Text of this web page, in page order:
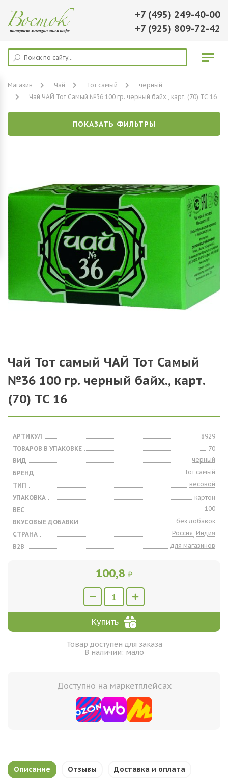
+7 (495) 249-40-00
+7 (925) 809-72-42
Магазин Чай Тот самый
черный
Чай ЧАЙ Тот Самый №36 100 гр. черный байх., карт. (70) ТС 16
ПОКАЗАТЬ ФИЛЬТРЫ
Чай Тот самый ЧАЙ Тот Самый
№36 100 гр. черный байх., карт.
(70) ТС 16
АРТИКУЛ
8929
ТОВАРОВ В УПАКОВКЕ
70
ВИД
черный
БРЕНД
Тот самый
ТИП
весовой
УПАКОВКА
картон
ВЕС
100
ВКУСОВЫЕ ДОБАВКИ
без добавок
СТРАНА
Россия, Индия
B2B
для магазинов
100,8 ₽
Купить
Товар доступен для заказа
В наличии: мало
Доступно на маркетплейсах
Описание Отзывы Доставка и оплата